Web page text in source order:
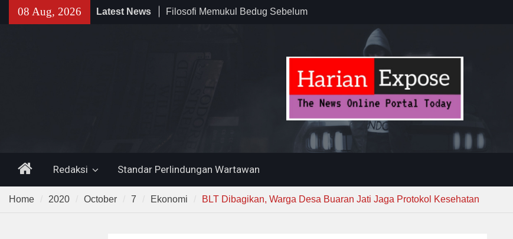
08 Aug, 2026 Latest News
Filosofi Memukul Bedug Sebelum
Narkoba di Sekolah Kebayoran
Lama, DPR Minta Diusut Tuntas
HomeRedaksi Standar Perlindungan Wartawan
Home 2020 October 7 Ekonomi BLT Dibagikan, Warga Desa Buaran Jati Jaga Protokol Kesehatan